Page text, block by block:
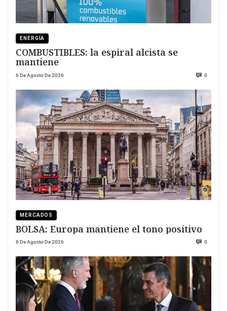
ENERGÍA
COMBUSTIBLES: la espiral alcista se
mantiene
6 De Agosto De 2026 0
MERCADOS
BOLSA: Europa mantiene el tono positivo
6 De Agosto De 2026 0